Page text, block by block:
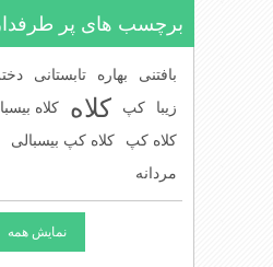
برچسب های پر
بافتنی بهاره تابستانی
زیبا کپ کلاه کلاه
کلاه کپ کلاه کپ بیسبالی
مردانه
نمایش همه